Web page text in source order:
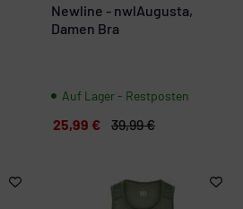
Newline - nwlAugusta,
Damen Bra
Auf Lager - Restposten
25,99 € 39,99 €